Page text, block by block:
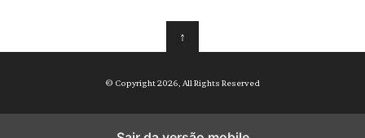
↑
© Copyright 2026, All Rights Reserved